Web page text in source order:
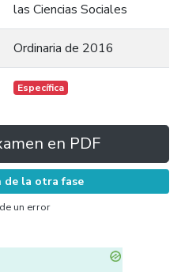
las Ciencias Sociales
Ordinaria de 2016
Específica
en PDF
de la otra fase
un error